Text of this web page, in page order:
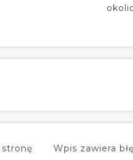
Wpis zawiera